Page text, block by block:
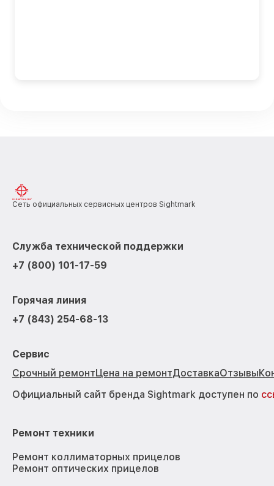
Сеть официальных сервисных центров Sightmark
Служба технической поддержки
+7 (800) 101-17-59
Горячая линия
+7 (843) 254-68-13
Сервис
Срочный ремонтЦена на ремонтДоставкаОтзывы
Официальный сайт бренда Sightmark доступен по
Ремонт техники
Ремонт коллиматорных прицелов
Ремонт оптических прицелов